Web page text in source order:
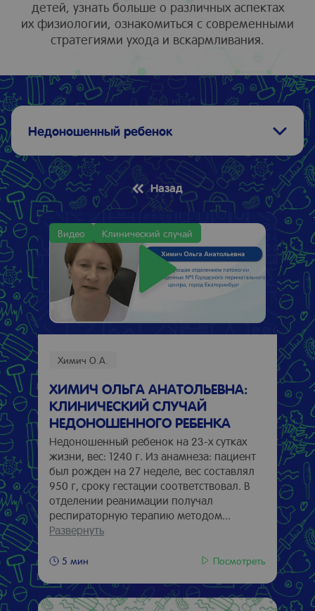
детей, узнать больше о различных аспектах
их физиологии, ознакомиться с современными
стратегиями ухода и вскармливания.
Недоношенный ребенок
Назад
Видео Клинический случай
Химич О.А.
ХИМИЧ ОЛЬГА АНАТОЛЬЕВНА:
КЛИНИЧЕСКИЙ СЛУЧАЙ
НЕДОНОШЕННОГО РЕБЕНКА
Недоношенный ребенок на 23-х сутках
жизни, вес: 1240 г. Из анамнеза: пациент
был рожден на 27 неделе, вес составлял
950 г, сроку гестации соответствовал. В
отделении реанимации получал
респираторную терапию методом...
Развернуть
5 мин Посмотреть